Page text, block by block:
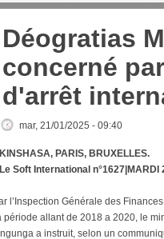
Déogratias
concerné
d'arrêt
mar, 21/01/2025 - 09:40
KINSHASA, PARIS, BRUXELLES.
Le Soft International n°1627|MARDI
l’Inspection Générale des
allant de 2018 a 2020, le
a instruit, selon un